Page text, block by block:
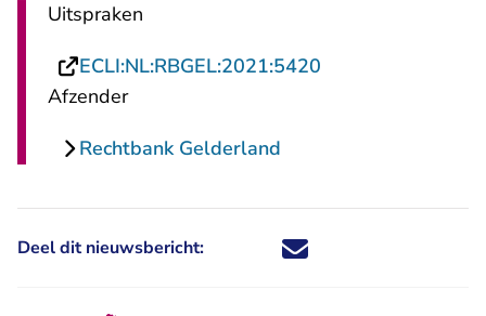
Uitspraken
ECLI:NL:RBGEL:2021:5420
Afzender
Rechtbank Gelderland
Deel dit nieuwsbericht: Deel dit nieuwsbericht via X -
Deel dit nieuwsbericht via
Deel dit nieuwsbericht
Deel dit